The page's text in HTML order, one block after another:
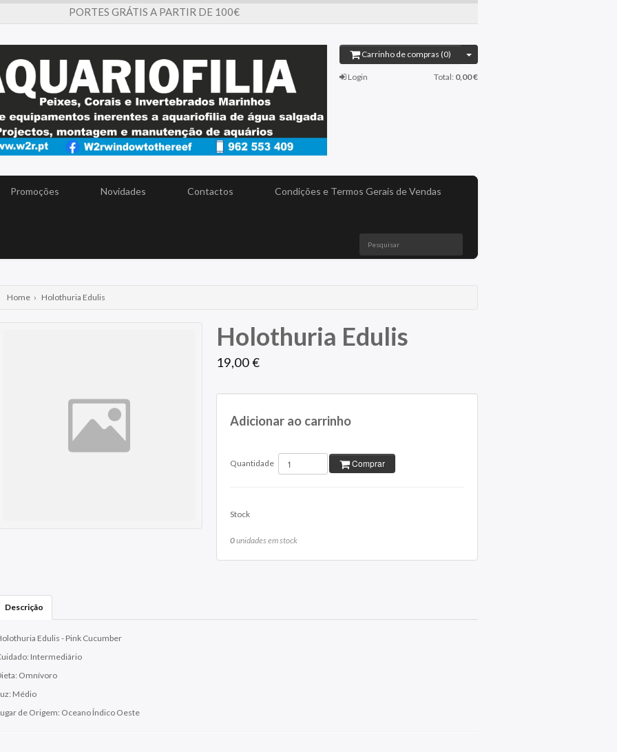
PORTES GRÁTIS A PARTIR DE 100€
Carrinho de compras (0)
Login Total: 0,00 €
Promoções Novidades Contactos Condições e Termos Gerais de Vendas
Home › Holothuria Edulis
Holothuria Edulis
19,00 €
Adicionar ao carrinho
Quantidade Comprar
Stock
0unidades em stock
Descrição
Edulis - Pink Cucumber
Intermediário
Omnívoro
Médio
de Origem: Oceano Índico Oeste